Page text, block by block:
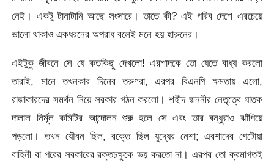
নেই। একটু টানাটানি আছে সংসারে। তাতে কী? এই গরিব দেশে এরচেয়ে
ভালো থাকাও একধরনের অপরাধ বলেই মনে হয় হারুনের।
এইটুকু জীবনে সে যে কতকিছু দেখলো! এরশাদকে তো যেতে বাধ্য করলো
তারাই, মানে তখনকার দিনের তরুণরা, এরপর বিএনপি ক্ষমতায় এলো,
রাজাকারদের সমর্থন নিয়ে সরকার গঠন করলো। শহীদ জননীর নেতৃত্বে ঘাতক
দালাল নির্মূল কমিটির আন্দোলন শুরু হলে সে এবং তার বন্ধুরাও ঝাঁপিয়ে
পড়লো। তখন যৌবন ছিল, রক্তে ছিল যুদ্ধের নেশা; এরশাদের পেটোয়া
বাহিনী বা পরের সরকারের রক্তচক্ষুকে ভয় করতো না। এরপর তো ক্রমাগতই